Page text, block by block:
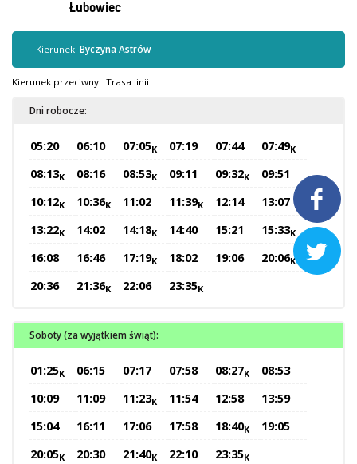


Honorowanie biletów ZK„KM”
Sprzedaż biletów u kierowców
Sklep internetowy
Aktualności
Inne
Centrum Obsługi Klienta
O Spółce
Uwagi i wnioski
Ochrona danych osobowych
Łubowiec
Kierunek: Byczyna Astrów
Kierunek przeciwny Trasa linii
Dni robocze:
05:20 06:10 07:05K 07:19 07:44 07:49K
08:13K 08:16 08:53K 09:11 09:32K
09:51
10:12K 10:36K 11:02 11:39K 12:14
13:07
13:22K 14:02 14:18K 14:40 15:21 15:33K
16:08 16:46 17:19K 18:02 19:06 20:06K
20:36 21:36K 22:06 23:35K
Soboty (za wyjątkiem świąt):
01:25K 06:15 07:17 07:58 08:27K
08:53
10:09
11:09 11:23K 11:54 12:58
13:59
15:04
16:11 17:06 17:58 18:40K
19:05
20:05K 20:30 21:40K 22:10 23:35K